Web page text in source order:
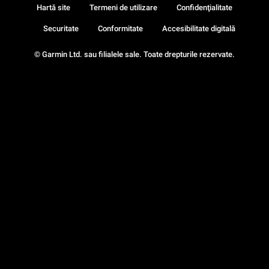
© Garmin Ltd. sau filialele sale. Toate drepturile rezervate.
Hartă site Termeni de utilizare Confidenţialitate
Securitate Conformitate Accesibilitate digitală